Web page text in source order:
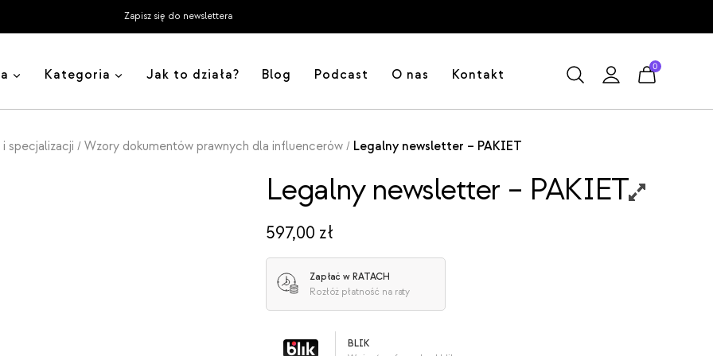
Zapisz się do newslettera
Kategoria Jak to działa? Blog Podcast O nas Kontakt
0
specjalizacji / Wzory dokumentów prawnych dla influencerów / Legalny newsletter – PAKIET
Legalny newsletter – PAKIET
597,00 zł
Zapłać w RATACH
Rozłóż płatność na raty
BLIK